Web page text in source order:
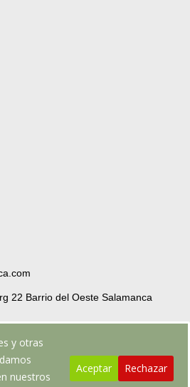
22 Barrio del Oeste Salamanca
y otras
nuestros
Aceptar Rechazar